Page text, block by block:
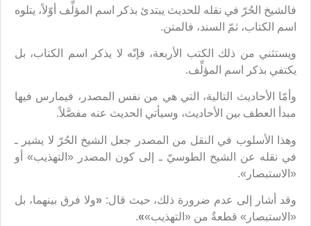
فالشيخ الحُرّ في نقله للحديث يبتدئ بذكر اسم المؤلِّف أوّلاً، يتلوه
اسم الكتاب، ثمّ السند، فالمتن.
ويستثني من ذلك الكتب الأربعة، فإنّه لا يذكر اسم الكتاب، بل
يكتفي بذكر اسم المؤلِّف.
وأمّا الأحاديث التالية، التي هي من نفس المصدر، فيمارس فيها
مبدأ العطف بين الأحاديث، وسيأتي الحديث عنه مفصَّلاً.
وهذا الأسلوب في النقل من المصدر جعل الشيخ الحُرّ لا يشير ـ
في نقله عن الشيخ الطوسيّ ـ إلى كون المصدر «التهذيب» أو
«الاستبصار».
وقد أشار إلى عدم ضرورة ذلك، حيث قال: «ولا فرق بينهما، بل
«الاستبصار» قطعةٌ من «التهذيب»»
.